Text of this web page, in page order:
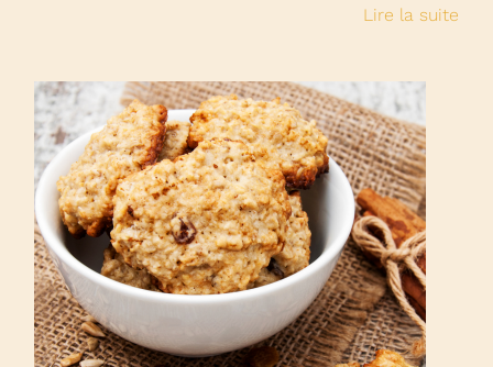
Lire la suite